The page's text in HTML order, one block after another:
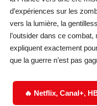
d’expériences sur les
vers la lumière, la
l’outsider dans ce
expliquent exactement
que la guerre n’est pas
🔥 Netflix, Canal+,